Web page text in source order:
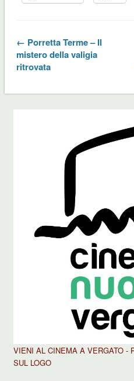
← Porretta Terme – Il
mistero della valigia
ritrovata
VIENI AL CINEMA A VERGATO -
SUL LOGO